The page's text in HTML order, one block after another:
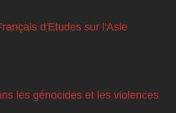
d'Etudes sur l'Asie
les génocides et les violences